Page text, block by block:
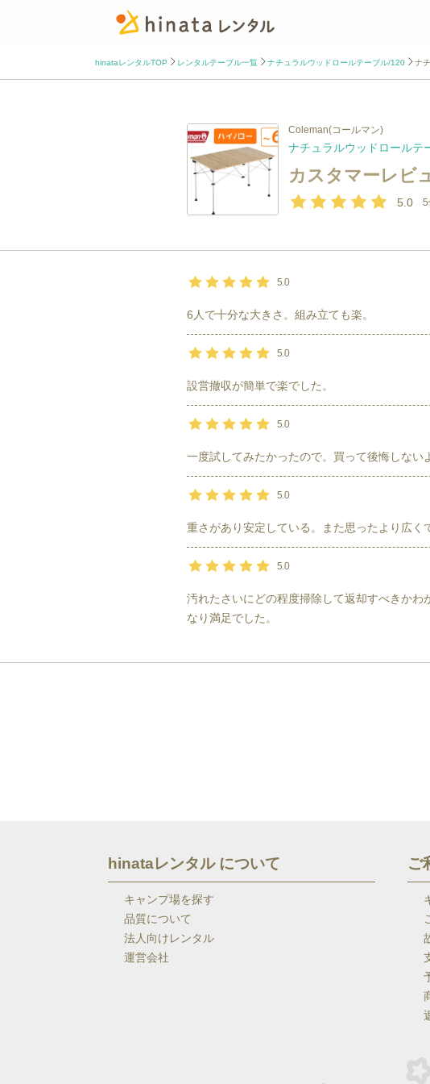
hinataレンタルTOP レンタルテーブル一覧 ナチュラルウッドロールテーブル/120 ナ
Coleman(コールマン)
ナチュラルウッドロールテ
カスタマーレビ
5.0 5
5.0
6人で十分な大きさ。組み立ても楽。
5.0
設営撤収が簡単で楽でした。
5.0
一度試してみたかったので。買って後悔しない
5.0
重さがあり安定している。また思ったより広く
5.0
汚れたさいにどの程度掃除して返却すべきか
なり満足でした。
hinataレンタル について
キャンプ場を探す
品質について
法人向けレンタル
運営会社
ご